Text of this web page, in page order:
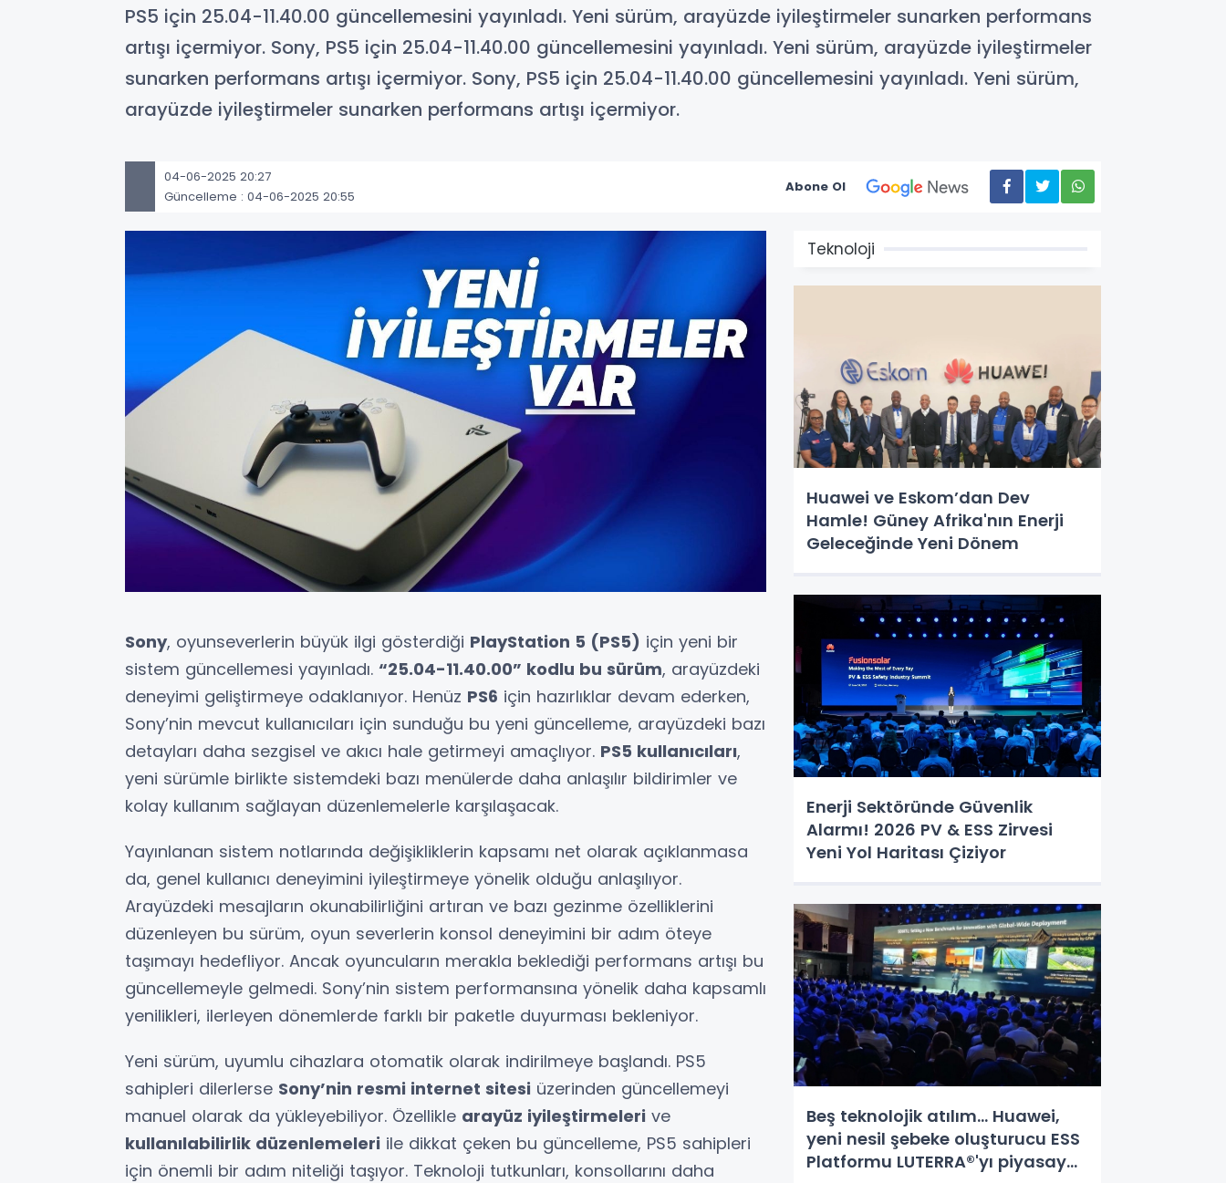
PS5 için 25.04-11.40.00 güncellemesini yayınladı. Yeni sürüm, arayüzde iyileştirmeler sunarken performans
artışı içermiyor. Sony, PS5 için 25.04-11.40.00 güncellemesini yayınladı. Yeni sürüm, arayüzde iyileştirmeler
sunarken performans artışı içermiyor. Sony, PS5 için 25.04-11.40.00 güncellemesini yayınladı. Yeni sürüm,
arayüzde iyileştirmeler sunarken performans artışı içermiyor.
04-06-2025 20:27
Güncelleme : 04-06-2025 20:55
Abone Ol
Sony, oyunseverlerin büyük ilgi gösterdiği PlayStation 5 (PS5) için yeni bir
sistem güncellemesi yayınladı. “25.04-11.40.00” kodlu bu sürüm, arayüzdeki
deneyimi geliştirmeye odaklanıyor. Henüz PS6 için hazırlıklar devam ederken,
Sony’nin mevcut kullanıcıları için sunduğu bu yeni güncelleme, arayüzdeki bazı
detayları daha sezgisel ve akıcı hale getirmeyi amaçlıyor. PS5 kullanıcıları,
yeni sürümle birlikte sistemdeki bazı menülerde daha anlaşılır bildirimler ve
kolay kullanım sağlayan düzenlemelerle karşılaşacak.
Yayınlanan sistem notlarında değişikliklerin kapsamı net olarak açıklanmasa
da, genel kullanıcı deneyimini iyileştirmeye yönelik olduğu anlaşılıyor.
Arayüzdeki mesajların okunabilirliğini artıran ve bazı gezinme özelliklerini
düzenleyen bu sürüm, oyun severlerin konsol deneyimini bir adım öteye
taşımayı hedefliyor. Ancak oyuncuların merakla beklediği performans artışı bu
güncellemeyle gelmedi. Sony’nin sistem performansına yönelik daha kapsamlı
yenilikleri, ilerleyen dönemlerde farklı bir paketle duyurması bekleniyor.
Yeni sürüm, uyumlu cihazlara otomatik olarak indirilmeye başlandı. PS5
sahipleri dilerlerse Sony’nin resmi internet sitesi üzerinden güncellemeyi
manuel olarak da yükleyebiliyor. Özellikle arayüz iyileştirmeleri ve
kullanılabilirlik düzenlemeleri ile dikkat çeken bu güncelleme, PS5 sahipleri
için önemli bir adım niteliği taşıyor. Teknoloji tutkunları, konsollarını daha
Teknoloji
Huawei ve Eskom’dan Dev
Hamle! Güney Afrika'nın Enerji
Geleceğinde Yeni Dönem
Enerji Sektöründe Güvenlik
Alarmı! 2026 PV & ESS Zirvesi
Yeni Yol Haritası Çiziyor
Beş teknolojik atılım... Huawei,
yeni nesil şebeke oluşturucu ESS
Platformu LUTERRA®'yı piyasaya